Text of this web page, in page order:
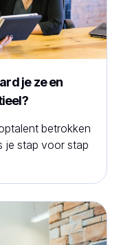
je ze en
betrokken
je stap voor stap